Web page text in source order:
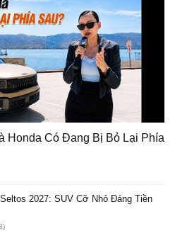
Honda Có Đang Bị Bỏ Lại Phía
2027: SUV Cỡ Nhỏ Đáng Tiền